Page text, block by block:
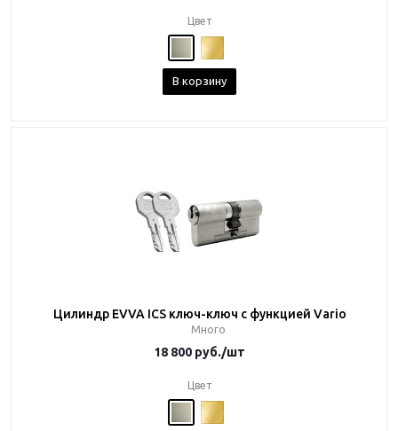
Цвет
В корзину
Цилиндр EVVA ICS ключ-ключ с функцией Vario
Много
18 800 руб./шт
Цвет